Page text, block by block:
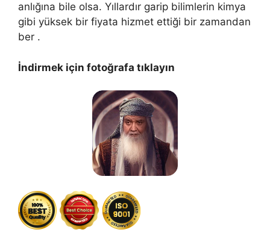
anlığına bile olsa. Yıllardır garip bilimlerin kimya
gibi yüksek bir fiyata hizmet ettiği bir zamandan
ber .
İndirmek için fotoğrafa tıklayın